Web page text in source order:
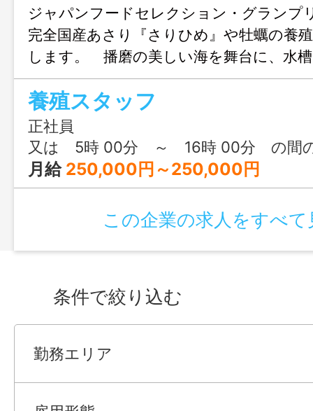
ジャパンフードセレクション・グランプ
完全国産あさり『さりひめ』や牡蠣の養
します。 播磨の美しい海を舞台に、水
上作業、出荷準備まで一貫して自社で行
らでもプロを目指せる環境です。海中に
で大切に育てたあさりは、天然ものの１
誇り、全国へ極上の食材として送り出す
わえます。春～秋には潮干狩りの運営サ
す。【変更範囲：変更なし】 遠方から
完備しており、フォークリフトや二級船
取得支援制度も充実しています。面接時
ですので、少しでもご興味があればぜひ
養殖スタッフ
正社員
又は 5時 00分 ～ 16時 00分 の間
月給 250,000円～250,000円
この企業の求人をすべて
条件で絞り込む
勤務エリア